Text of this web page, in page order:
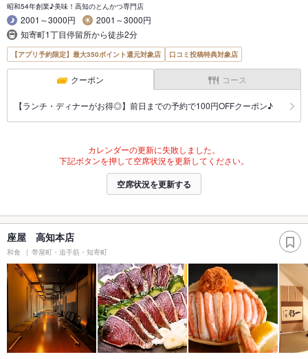
昭和54年創業♪美味！高知のとんかつ専門店
2001～3000円
2001～3000円
知寄町1丁目停留所から徒歩2分
【アプリ予約限定】最大350ポイント還元対象店 口コミ投稿特典対象店
クーポン コース
【ランチ・ディナーがお得◎】前日までの予約で100円OFFクーポン♪
カレンダーの更新に失敗しました。
下記ボタンを押して空席状況を更新してください。
空席状況を更新する
座屋 高知本店
和食 帯屋町・追手筋・知寄町